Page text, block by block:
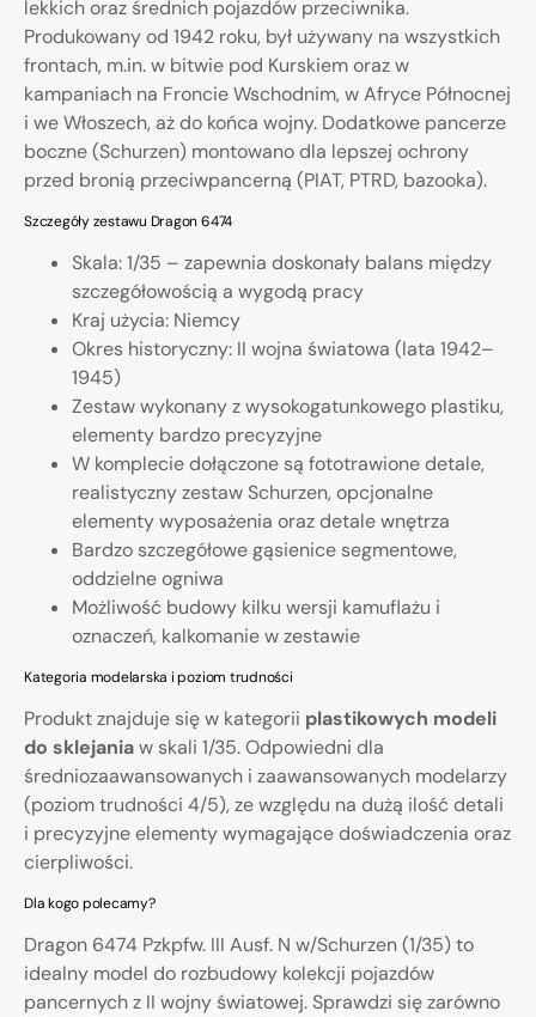
lekkich oraz średnich pojazdów przeciwnika.
Produkowany od 1942 roku, był używany na wszystkich
frontach, m.in. w bitwie pod Kurskiem oraz w
kampaniach na Froncie Wschodnim, w Afryce Północnej
i we Włoszech, aż do końca wojny. Dodatkowe pancerze
boczne (Schurzen) montowano dla lepszej ochrony
przed bronią przeciwpancerną (PIAT, PTRD, bazooka).
Szczegóły zestawu Dragon 6474
Skala: 1/35 – zapewnia doskonały balans między
szczegółowością a wygodą pracy
Kraj użycia: Niemcy
Okres historyczny: II wojna światowa (lata 1942–
1945)
Zestaw wykonany z wysokogatunkowego plastiku,
elementy bardzo precyzyjne
W komplecie dołączone są fototrawione detale,
realistyczny zestaw Schurzen, opcjonalne
elementy wyposażenia oraz detale wnętrza
Bardzo szczegółowe gąsienice segmentowe,
oddzielne ogniwa
Możliwość budowy kilku wersji kamuflażu i
oznaczeń, kalkomanie w zestawie
Kategoria modelarska i poziom trudności
Produkt znajduje się w kategorii plastikowych modeli
do sklejaniaw skali 1/35. Odpowiedni dla
średniozaawansowanych i zaawansowanych modelarzy
(poziom trudności 4/5), ze względu na dużą ilość detali
i precyzyjne elementy wymagające doświadczenia oraz
cierpliwości.
Dla kogo polecamy?
Dragon 6474 Pzkpfw. III Ausf. N w/Schurzen (1/35) to
idealny model do rozbudowy kolekcji pojazdów
pancernych z II wojny światowej. Sprawdzi się zarówno